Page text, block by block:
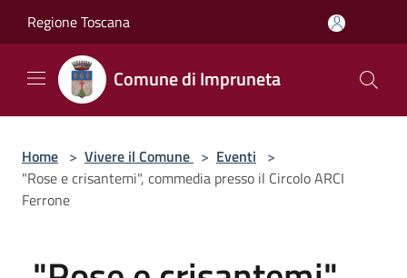
Regione Toscana
Comune di Impruneta
Home > Vivere il Comune > Eventi >
"Rose e crisantemi", commedia presso il Circolo ARCI
Ferrone